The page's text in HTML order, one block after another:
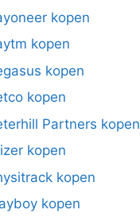
kopen
kopen
kopen
kopen
Partners kopen
kopen
kopen
kopen